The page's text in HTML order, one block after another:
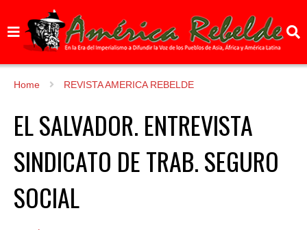
Home REVISTA AMERICA REBELDE
EL SALVADOR. ENTREVISTA
SINDICATO DE TRAB. SEGURO
SOCIAL